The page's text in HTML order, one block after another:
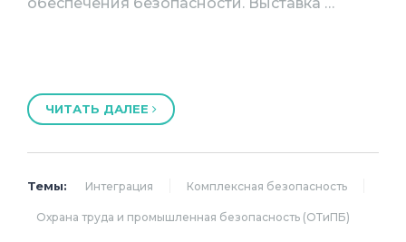
ЧИТАТЬ ДАЛЕЕ
Темы: Интеграция Комплексная безопасность
Охрана труда и промышленная безопасность (ОТиПБ)